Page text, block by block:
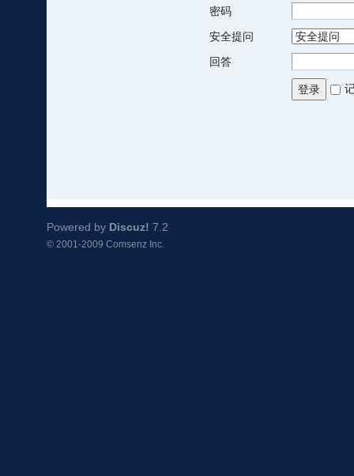
密码
安全提问
回答
登录
Powered by Discuz! 7.2
© 2001-2009 Comsenz Inc.